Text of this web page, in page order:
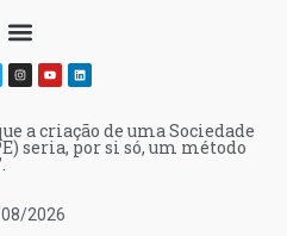
2026
a criação de uma Sociedade
seria, por si só, um método